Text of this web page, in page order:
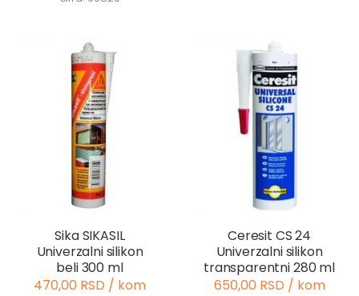
Sika SIKASIL
Univerzalni silikon
beli 300 ml
470,00 RSD / kom
Ceresit CS 24
Univerzalni silikon
transparentni 280 ml
650,00 RSD / kom